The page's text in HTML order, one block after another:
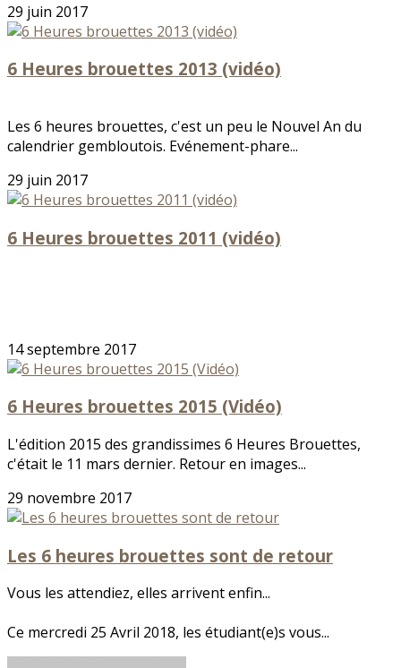
29 juin 2017
6 Heures brouettes 2013 (vidéo)
Les 6 heures brouettes, c'est un peu le Nouvel An du
calendrier gembloutois. Evénement-phare...
29 juin 2017
6 Heures brouettes 2011 (vidéo)
14 septembre 2017
6 Heures brouettes 2015 (Vidéo)
L'édition 2015 des grandissimes 6 Heures Brouettes,
c'était le 11 mars dernier. Retour en images...
29 novembre 2017
Les 6 heures brouettes sont de retour
Vous les attendiez, elles arrivent enfin...
Ce mercredi 25 Avril 2018, les étudiant(e)s vous...